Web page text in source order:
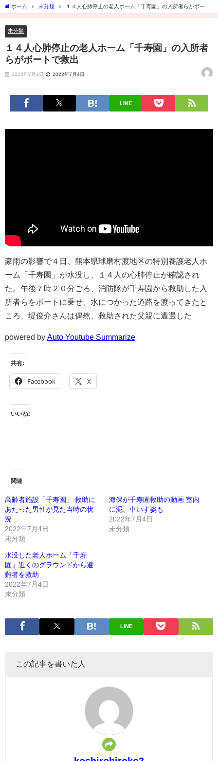
ホーム 未分類
１４人心肺停止の老人ホーム「千寿園」の入所者らがボート
で救出
未分類
１４人心肺停止の老人ホーム「千寿園」の入所者
らがボートで救出
2022年7月4日 2022年7月4日
LINE
豪雨の影響で４日、熊本県球磨村渡地区の特別養護老人ホ
ーム「千寿園」が水没し、１４人の心肺停止が確認され
た。午後７時２０分ごろ、消防隊が千寿園から救助した入
所者らをボートに乗せ、水につかった道路を渡ってきたと
ころ、堤俊介さんは偶然、救助された父親に遭遇した
powered by Auto Youtube Summarize
共有:
Facebook X
いいね:
関連
高齢者施設「千寿園」 救助に
あたった男性が見た当時の状
況
2022年7月4日
未分類
海保が千寿園救助の動画 室内
に泥、車いす姿も
2022年7月4日
未分類
水没した老人ホーム「千寿
園」近くのグラウンドから避
難者を救助
2022年7月4日
未分類
LINE
この記事を書いた人